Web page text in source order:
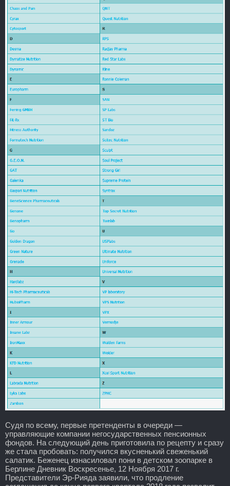
Судя по всему, первые претенденты в очереди —
управляющие компании негосударственных пенсионных
фондов. На следующий день приготовила по рецепту и сразу
же стала пробовать: получился вкусненький свеженький
салатик. Беженец изнасиловал пони в детском зоопарке в
Берлине Дневник Воскресенье, 12 Ноября 2017 г.
Представители Эр-Рияда заявили, что продление